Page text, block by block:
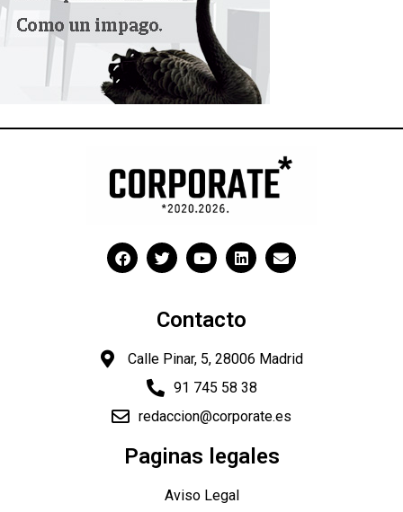
Contacto
Calle Pinar, 5, 28006 Madrid
91 745 58 38
redaccion@corporate.es
Paginas legales
Aviso Legal